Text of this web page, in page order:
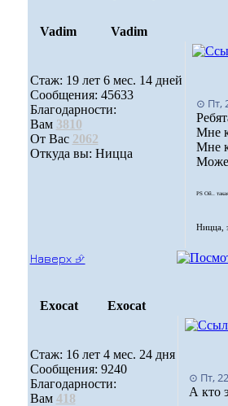
Vadim Vadim
Стаж: 19 лет 6 мес. 14 дней
Сообщения: 45633
Благодарности:
Вам 3810
От Вас 2062
Откуда вы: Ницца
⊙ Пт,
Мне
Мне
PS Ой..
Ницца,
Наверх ⮵
Exocat Exocat
Стаж: 16 лет 4 мес. 24 дня
Сообщения: 9240
Благодарности:
Вам 418
⊙ Пт,
А кто